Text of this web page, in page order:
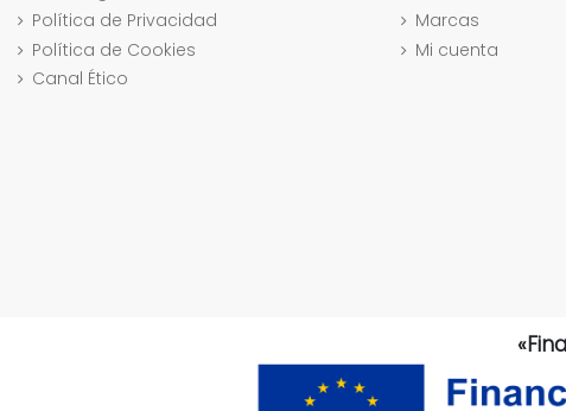
Política de Privacidad
Política de Cookies
Canal Ético
Marcas
Mi cuenta